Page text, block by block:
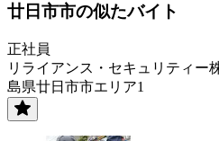
廿日市市の似たバイト
正社員
リライアンス・セキュリティー
島県廿日市市エリア1